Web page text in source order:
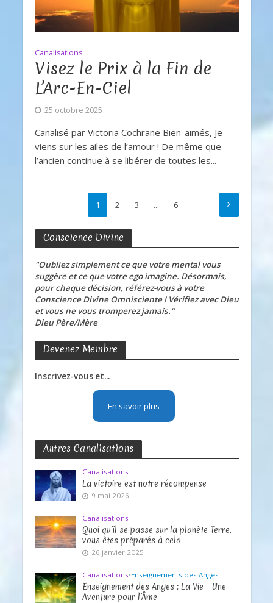
Canalisations
Visez le Prix à la Fin de
L’Arc-En-Ciel
25 octobre 2025
Canalisé par Victoria Cochrane Bien-aimés, Je
viens sur les ailes de l’amour ! De même que
l’ancien continue à se libérer de toutes les...
1 2 3 … 6
Conscience Divine
"Oubliez simplement ce que votre mental vous
suggère et ce que votre ego imagine. Désormais,
pour chaque décision, référez-vous à votre
Conscience Divine Omnisciente ! Vérifiez avec Dieu
et vous ne vous tromperez jamais."
Dieu Père/Mère
Devenez Membre
Inscrivez-vous et...
En savoir plus
Autres Canalisations
Canalisations
La victoire est notre récompense
9 mai 2026
Canalisations
Quoi qu’il se passe sur la planète Terre,
vous êtes préparés à cela
26 janvier 2025
Canalisations•Enseignements des Anges
Enseignement des Anges : La Vie – Une
Aventure pour l’Âme